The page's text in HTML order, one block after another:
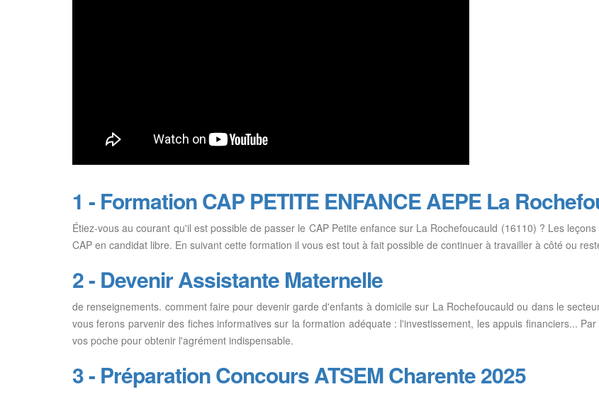
1 - Formation CAP PETITE ENFANCE AEPE La
Étiez-vous au courant qu'il est possible de passer le CAP Petite enfance sur La Rochefoucauld (16110) ? Les
CAP en candidat libre. En suivant cette formation il vous est tout à fait possible de continuer à travailler à côté ou
2 - Devenir Assistante Maternelle
de renseignements. comment faire pour devenir garde d'enfants à domicile sur La Rochefoucauld ou dans le
vous ferons parvenir des fiches informatives sur la formation adéquate : l'investissement, les appuis financiers...
vos poche pour obtenir l'agrément indispensable.
3 - Préparation Concours ATSEM Charente 2025